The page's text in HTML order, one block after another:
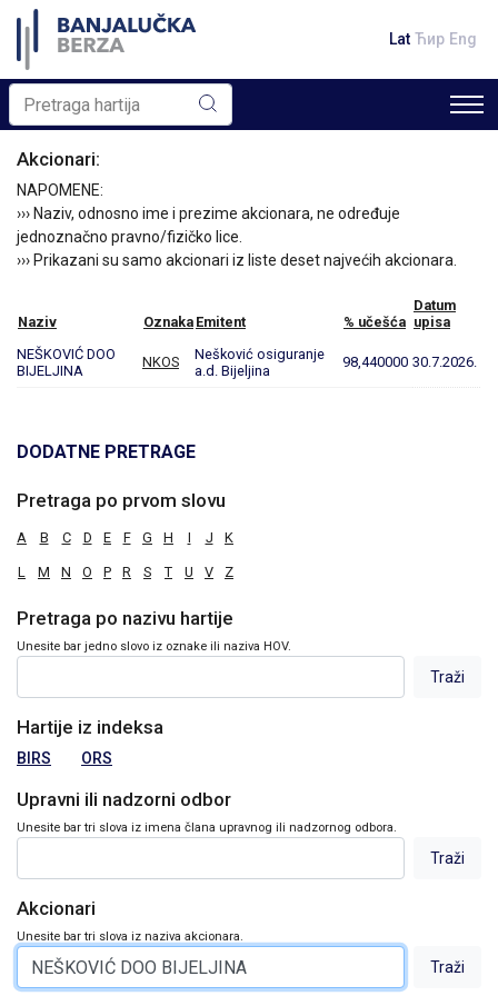
Lat Ћир Eng
Akcionari:
NAPOMENE:
››› Naziv, odnosno ime i prezime akcionara, ne određuje
jednoznačno pravno/fizičko lice.
››› Prikazani su samo akcionari iz liste deset najvećih akcionara.
Naziv Oznaka Emitent % učešća
Datum
upisa
NEŠKOVIĆ DOO
BIJELJINA
NKOS
Nešković osiguranje
a.d. Bijeljina
98,440000 30.7.2026.
DODATNE PRETRAGE
Pretraga po prvom slovu
A B C D E F G H I J K
L M N O P R S T U V Z
Pretraga po nazivu hartije
Unesite bar jedno slovo iz oznake ili naziva HOV.
Hartije iz indeksa
BIRS ORS
Upravni ili nadzorni odbor
Unesite bar tri slova iz imena člana upravnog ili nadzornog odbora.
Akcionari
Unesite bar tri slova iz naziva akcionara.